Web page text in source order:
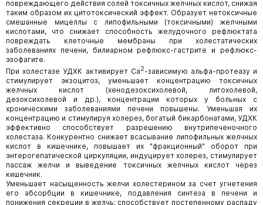
повреждающего действия солей токсичных желчных кислот, снижая
таким образом их цитотоксический эффект. Образует нетоксичные
смешанные мицеллы с липофильными (токсичными) желчными
кислотами, что снижает способность желудочного рефлюктата
повреждать клеточные мембраны при холестатических
заболеваниях печени, билиарном рефлюкс-гастрите и рефлюкс-
эзофагите.
При холестазе УДХК активирует Са2-зависимую альфа-протеазу и
стимулирует экзоцитоз, уменьшает концентрацию токсичных
желчных кислот (хенодезоксихолевой, литохолевой,
дезоксихолевой и др.), концентрации которых у больных с
хроническими заболеваниями печени повышены. Уменьшая их
концентрацию и стимулируя холерез, богатый бикарбонатами, УДХК
эффективно способствует разрешению внутрипеченочного
холестаза. Конкурентно снижает всасывание липофильных желчных
кислот в кишечнике, повышает их "фракционный" оборот при
энтерогепатической циркуляции, индуцирует холерез, стимулирует
пассаж желчи и выведение токсичных желчных кислот через
кишечник.
Уменьшает насыщенность желчи холестерином за счет угнетения
его абсорбции в кишечнике, подавления синтеза в печени и
понижения секреции в желчь; способствует постепенному распаду